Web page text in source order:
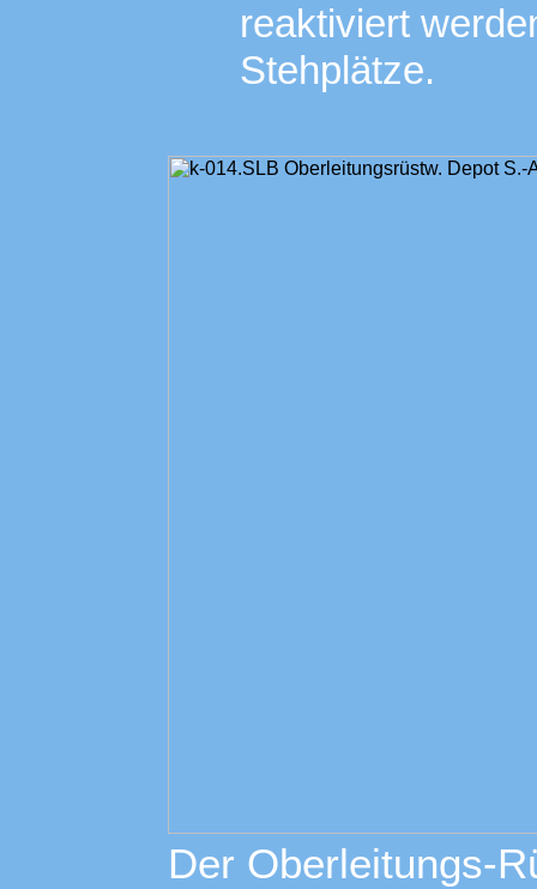
reaktiviert
Stehplätze.
Der Oberleitungs-